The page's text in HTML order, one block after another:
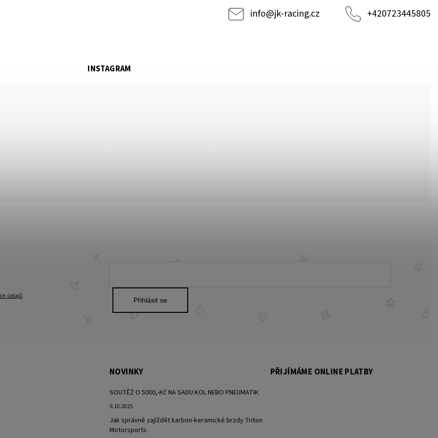
info@jk-racing.cz +420723445805
INSTAGRAM
NOVINKY
SOUTĚŽ O 5000,-Kč NA SADU KOL NEBO PNEUMATIK
6.10.2025
Jak správně zajíždět karbon-keramické brzdy Triton
Motorsports
PŘIJÍMÁME ONLINE PLATBY
údajů
Přihlásit se